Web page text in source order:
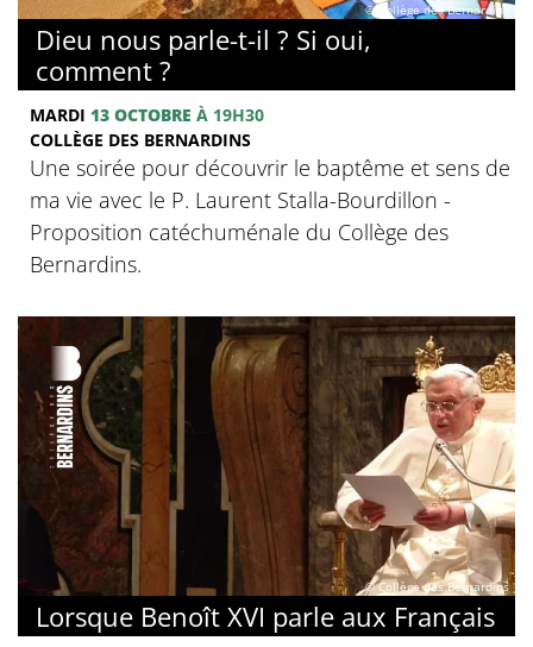
© Collège des Bernardins
Dieu nous parle-t-il ? Si oui,
comment ?
MARDI 13 OCTOBRE À 19H30
COLLÈGE DES BERNARDINS
Une soirée pour découvrir le baptême et sens de
ma vie avec le P. Laurent Stalla-Bourdillon -
Proposition catéchuménale du Collège des
Bernardins.
© Collège des Bernardins
Lorsque Benoît XVI parle aux Français